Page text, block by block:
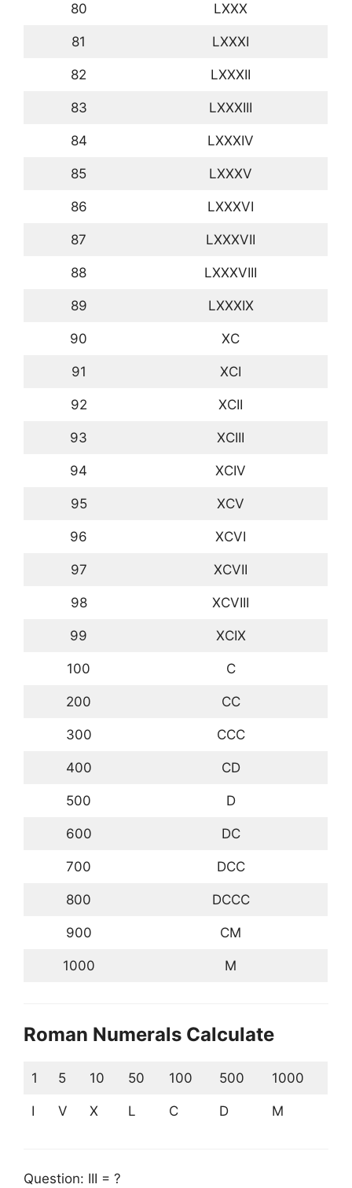
80 LXXX
81 LXXXI
82 LXXXII
83 LXXXIII
84 LXXXIV
85 LXXXV
86 LXXXVI
87 LXXXVII
88 LXXXVIII
89 LXXXIX
90 XC
91 XCI
92 XCII
93 XCIII
94 XCIV
95 XCV
96 XCVI
97 XCVII
98 XCVIII
99 XCIX
100 C
200 CC
300 CCC
400 CD
500 D
600 DC
700 DCC
800 DCCC
900 CM
1000 M
Roman Numerals Calculate
1 5 10 50 100 500 1000
I V X L C D M
Question: III = ?